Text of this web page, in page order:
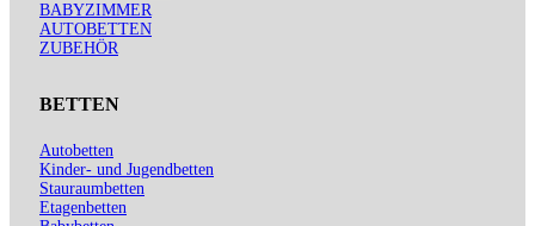
BABYZIMMER
AUTOBETTEN
ZUBEHÖR
BETTEN
Autobetten
Kinder- und Jugendbetten
Stauraumbetten
Etagenbetten